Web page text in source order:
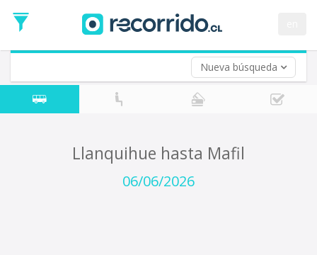
Nueva búsqueda
de
Ida
Vuelta (opcional)
Fecha
de
Llanquihue hasta Mafil
06/06/2026